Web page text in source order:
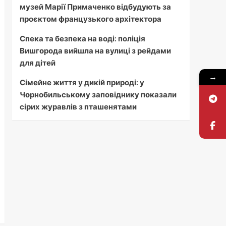
музей Марії Примаченко відбудують за
проєктом французького архітектора
Спека та безпека на воді: поліція
Вишгорода вийшла на вулиці з рейдами
для дітей
Сімейне життя у дикій природі: у
Чорнобильському заповіднику показали
сірих журавлів з пташенятами
→